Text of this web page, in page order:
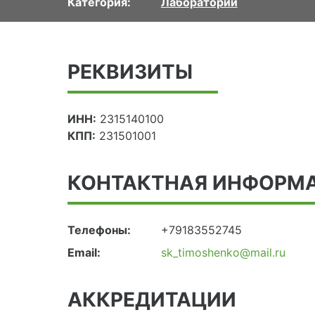
РЕКВИЗИТЫ
ИНН: 2315140100
КПП: 231501001
КОНТАКТНАЯ
Телефоны:
+79183552745
Email:
sk_timoshenko@mail.ru
АККРЕДИТАЦИИ